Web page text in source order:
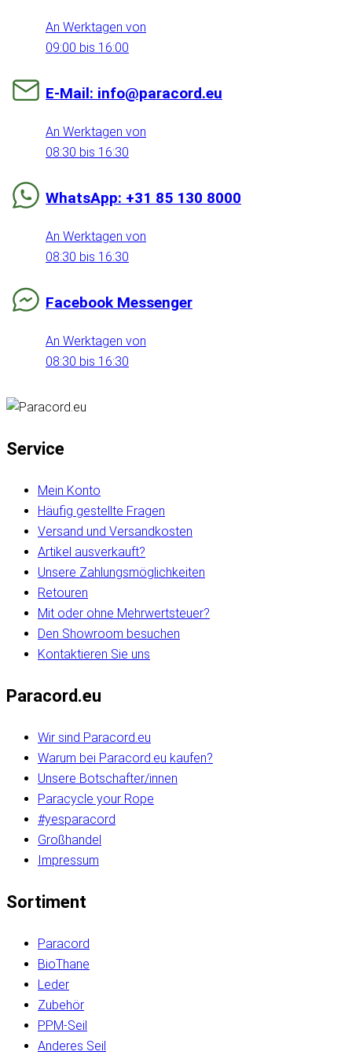
An Werktagen von
09:00 bis 16:00
E-Mail: info@paracord.eu
An Werktagen von
08:30 bis 16:30
WhatsApp: +31 85 130 8000
An Werktagen von
08:30 bis 16:30
Facebook Messenger
An Werktagen von
08:30 bis 16:30
Service
Mein Konto
Häufig gestellte Fragen
Versand und Versandkosten
Artikel ausverkauft?
Unsere Zahlungsmöglichkeiten
Retouren
Mit oder ohne Mehrwertsteuer?
Den Showroom besuchen
Kontaktieren Sie uns
Paracord.eu
Wir sind Paracord.eu
Warum bei Paracord.eu kaufen?
Unsere Botschafter/innen
Paracycle your Rope
#yesparacord
Großhandel
Impressum
Sortiment
Paracord
BioThane
Leder
Zubehör
PPM-Seil
Anderes Seil